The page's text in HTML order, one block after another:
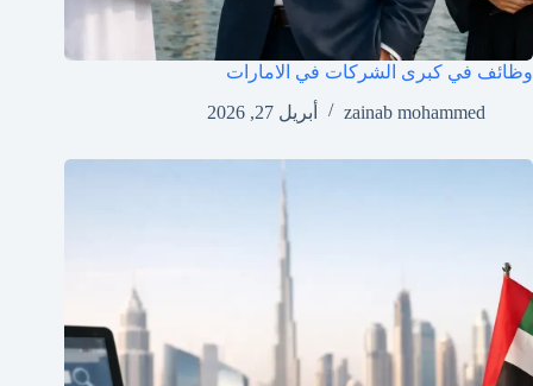
وظائف في كبرى الشركات في الامارات
zainab mohammed
أبريل 27, 2026